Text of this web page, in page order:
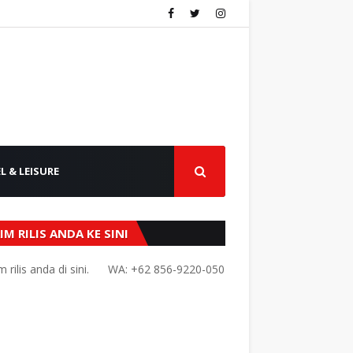
& LEISURE
RILIS ANDA KE SINI
di sini. WA: +62 856-9220-0504 atau